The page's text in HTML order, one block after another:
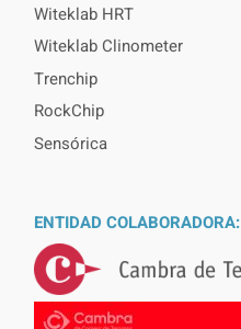
Witeklab HRT
Witeklab Clinometer
Trenchip
RockChip
Sensórica
ENTIDAD COLABORADORA: